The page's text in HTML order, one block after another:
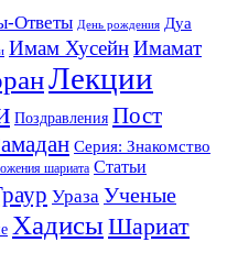
Ответы День рождения Дуа
Имам ХусейнИмамат
Лекции
Поздравления Пост
Серия: Знакомство
шариата Статьи
Ураза Ученые
ХадисыШариат